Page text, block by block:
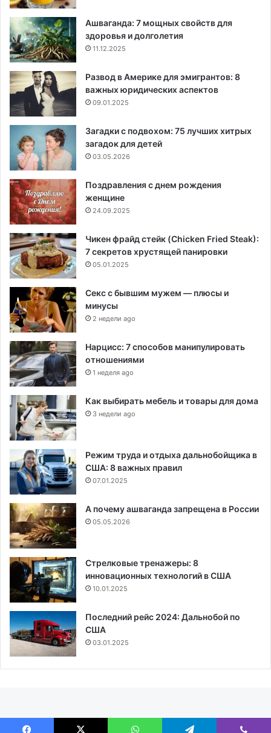
Ашваганда: 7 мощных свойств для
здоровья и долголетия
11.12.2025
Развод в Америке для эмигрантов: 8
важных юридических аспектов
09.01.2025
Загадки с подвохом: 75 лучших хитрых
загадок для детей
03.05.2026
Поздравления с днем рождения
женщине
24.09.2025
Чикен фрайд стейк (Chicken Fried Steak):
7 секретов хрустящей панировки
05.01.2025
Секс с бывшим мужем — плюсы и
минусы
2 недели ago
Нарцисс: 7 способов манипулировать
отношениями
1 неделя ago
Как выбирать мебель и товары для дома
3 недели ago
Режим труда и отдыха дальнобойщика в
США: 8 важных правил
07.01.2025
А почему ашваганда запрещена в России
05.05.2026
Стрелковые тренажеры: 8
инновационных технологий в США
10.01.2025
Последний рейс 2024: Дальнобой по
США
03.01.2025